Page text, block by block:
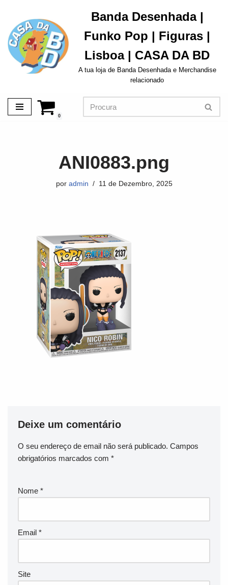
Avançar
para
o
conteúdo
Banda Desenhada |
Funko Pop | Figuras |
Lisboa | CASA DA BD
A tua loja de Banda Desenhada e Merchandise
relacionado
0
ANI0883.png
por admin 11 de Dezembro, 2025
Deixe um comentário
O seu endereço de email não será publicado. Campos
obrigatórios marcados com *
Nome *
Email *
Site